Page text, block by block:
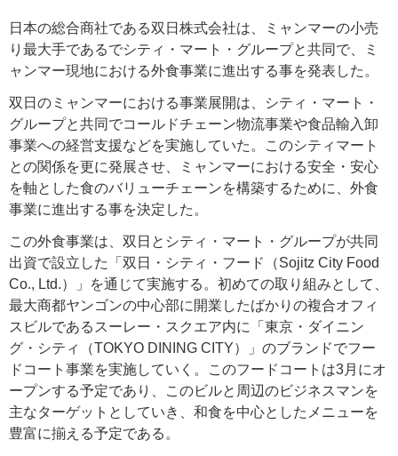
日本の総合商社である双日株式会社は、ミャンマーの小売
り最大手であるでシティ・マート・グループと共同で、ミ
ャンマー現地における外食事業に進出する事を発表した。
双日のミャンマーにおける事業展開は、シティ・マート・
グループと共同でコールドチェーン物流事業や食品輸入卸
事業への経営支援などを実施していた。このシティマート
との関係を更に発展させ、ミャンマーにおける安全・安心
を軸とした食のバリューチェーンを構築するために、外食
事業に進出する事を決定した。
この外食事業は、双日とシティ・マート・グループが共同
出資で設立した「双日・シティ・フード（Sojitz City Food
Co., Ltd.）」を通じて実施する。初めての取り組みとして、
最大商都ヤンゴンの中心部に開業したばかりの複合オフィ
スビルであるスーレー・スクエア内に「東京・ダイニン
グ・シティ（TOKYO DINING CITY）」のブランドでフー
ドコート事業を実施していく。このフードコートは3月にオ
ープンする予定であり、このビルと周辺のビジネスマンを
主なターゲットとしていき、和食を中心としたメニューを
豊富に揃える予定である。